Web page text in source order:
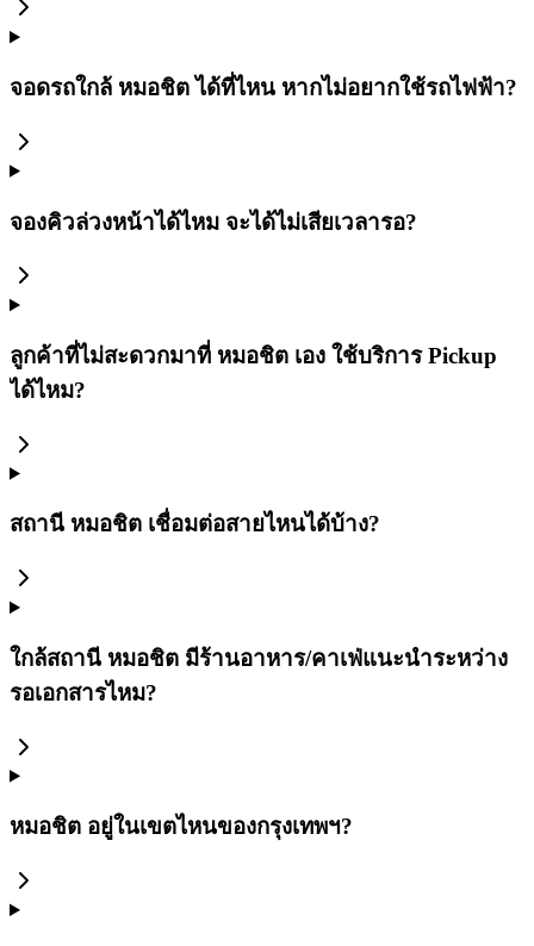
จอดรถใกล้ หมอชิต ได้ที่ไหน หากไม่อยากใช้รถไฟฟ้า?
จองคิวล่วงหน้าได้ไหม จะได้ไม่เสียเวลารอ?
ลูกค้าที่ไม่สะดวกมาที่ หมอชิต เอง ใช้บริการ Pickup
ได้ไหม?
สถานี หมอชิต เชื่อมต่อสายไหนได้บ้าง?
ใกล้สถานี หมอชิต มีร้านอาหาร/คาเฟ่แนะนำระหว่าง
รอเอกสารไหม?
หมอชิต อยู่ในเขตไหนของกรุงเทพฯ?